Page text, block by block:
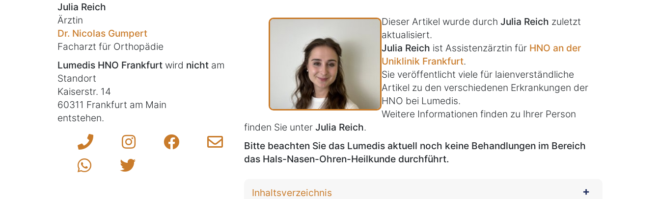
Julia Reich
Ärztin
Dr. Nicolas Gumpert
Facharzt für Orthopädie
Lumedis HNO Frankfurt wird nicht am
Standort
Kaiserstr. 14
60311 Frankfurt am Main
entstehen.
Dieser Artikel wurde durch Julia Reich zuletzt
aktualisiert.
Julia Reich ist Assistenzärztin für HNO an der
Uniklinik Frankfurt.
Sie veröffentlicht viele für laienverständliche
Artikel zu den verschiedenen Erkrankungen der
HNO bei Lumedis.
Weitere Informationen finden zu Ihrer Person
finden Sie unter Julia Reich.
Bitte beachten Sie das Lumedis aktuell noch keine Behandlungen im Bereich
das Hals-Nasen-Ohren-Heilkunde durchführt.
Inhaltsverzeichnis